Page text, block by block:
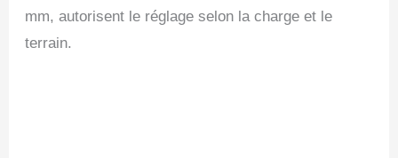
mm, autorisent le réglage selon la charge et le
terrain.